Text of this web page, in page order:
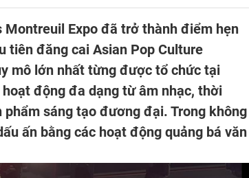
Montreuil Expo đã trở thành điểm hẹn
tiên đăng cai Asian Pop Culture
mô lớn nhất từng được tổ chức tại
động đa dạng từ âm nhạc, thời
sáng tạo đương đại. Trong không
ấn bằng các hoạt động quảng bá văn